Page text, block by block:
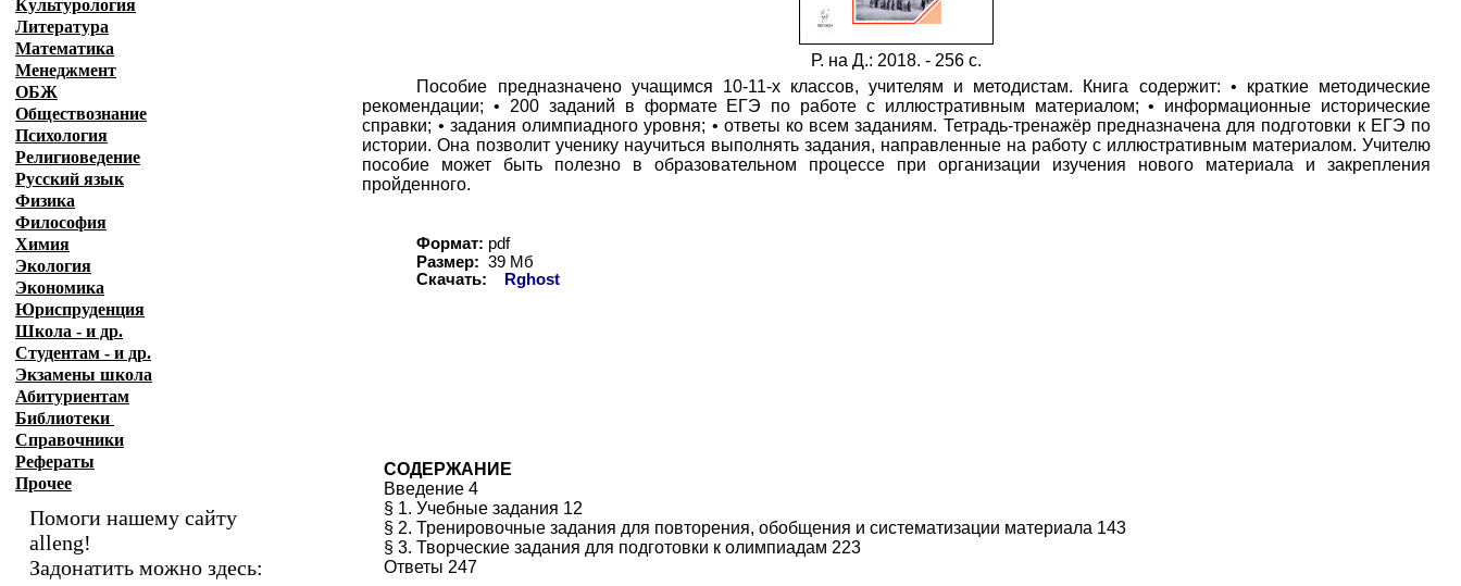
Р. на Д.: 2018. - 256 с.
Пособие предназначено учащимся 10-11-х классов, учителям и методистам. Книга содержит: • краткие методические
рекомендации; • 200 заданий в формате ЕГЭ по работе с иллюстративным материалом; • информационные исторические
справки; • задания олимпиадного уровня; • ответы ко всем заданиям. Тетрадь-тренажёр предназначена для подготовки к ЕГЭ по
истории. Она позволит ученику научиться выполнять задания, направленные на работу с иллюстративным материалом. Учителю
пособие может быть полезно в образовательном процессе при организации изучения нового материала и закрепления
пройденного.
Формат: pdf
Размер: 39 Мб
Скачать:
Rghost
СОДЕРЖАНИЕ
Введение 4
§ 1. Учебные задания 12
§ 2. Тренировочные задания для повторения, обобщения и систематизации материала 143
§ 3. Творческие задания для подготовки к олимпиадам 223
Ответы 247
Культурология
Литература
Математика
Менеджмент
ОБЖ
Обществознание
Психология
Религиоведение
Русский язык
Физика
Философия
Химия
Экология
Экономика
Юриспруденция
Школа - и др.
Студентам - и др.
Экзамены школа
Абитуриентам
Библиотеки
Справочники
Рефераты
Прочее
Помоги нашему сайту
alleng!
Задонатить можно здесь: